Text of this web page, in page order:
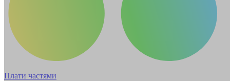
Плати частями